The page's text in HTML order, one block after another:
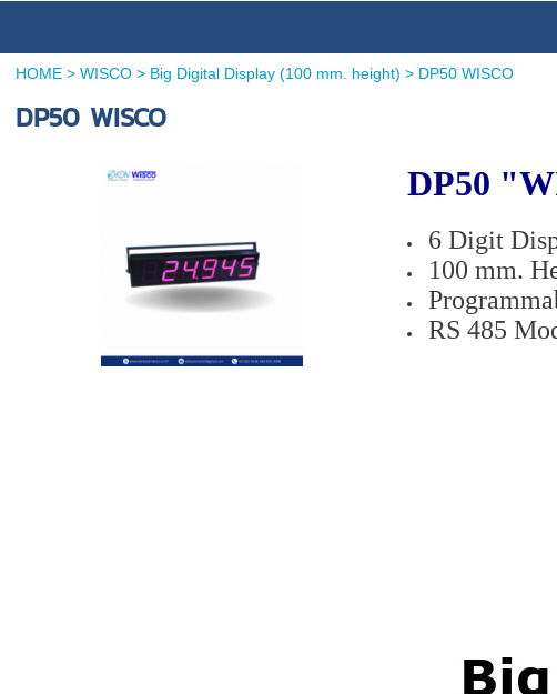
HOME> WISCO> Big Digital Display (100 mm. height) > DP50 WISCO
DP50 WISCO
DP50
6 Digit
100 mm.
RS 485